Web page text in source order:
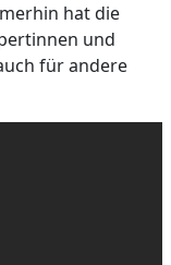
hat die
und
für andere